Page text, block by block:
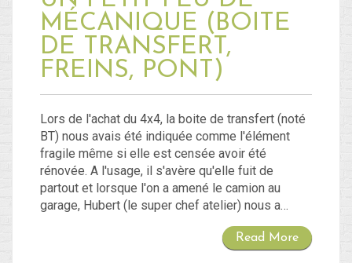
MÉCANIQUE (BOITE
DE TRANSFERT,
FREINS, PONT)
Lors de l'achat du 4x4, la boite de transfert (noté
BT) nous avais été indiquée comme l'élément
fragile même si elle est censée avoir été
rénovée. A l'usage, il s'avère qu'elle fuit de
partout et lorsque l'on a amené le camion au
garage, Hubert (le super chef atelier) nous a…
Read More